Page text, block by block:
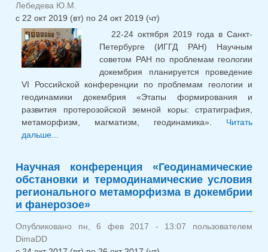
Лебедева Ю.М.
с 22 окт 2019 (вт) по 24 окт 2019 (чт)
22-24 октября 2019 года в Санкт-
Петербурге (ИГГД РАН) Научным
советом РАН по проблемам геологии
докембрия планируется проведение
VI Российской конференции по проблемам геологии и
геодинамики докембрия «Этапы формирования и
развития протерозойской земной коры: стратиграфия,
метаморфизм, магматизм, геодинамика». Читать
дальше...
Научная конференция «Геодинамические
обстановки и термодинамические условия
регионального метаморфизма в докембрии
и фанерозое»
Опубликовано пн, 6 фев 2017 - 13:07 пользователем
DimaDD